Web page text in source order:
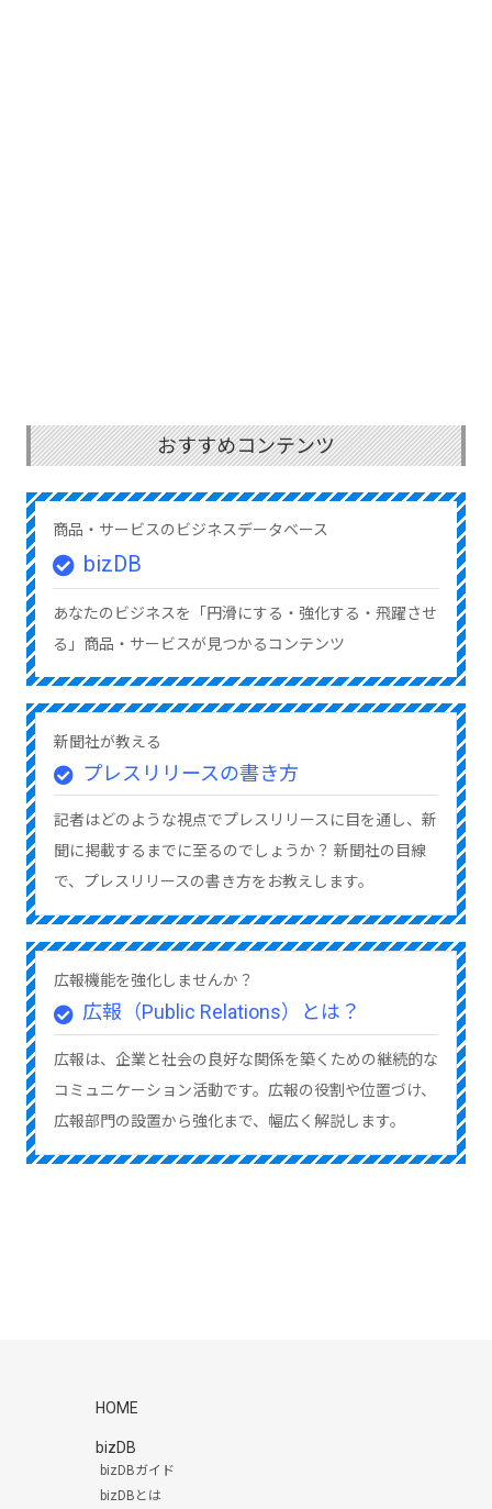
おすすめコンテンツ
商品・サービスのビジネスデータベース
bizDB
あなたのビジネスを「円滑にする・強化する・飛躍させ
る」商品・サービスが見つかるコンテンツ
新聞社が教える
プレスリリースの書き方
記者はどのような視点でプレスリリースに目を通し、新
聞に掲載するまでに至るのでしょうか？ 新聞社の目線
で、プレスリリースの書き方をお教えします。
広報機能を強化しませんか？
広報（Public Relations）とは？
広報は、企業と社会の良好な関係を築くための継続的な
コミュニケーション活動です。広報の役割や位置づけ、
広報部門の設置から強化まで、幅広く解説します。
HOME
bizDB
bizDBガイド
bizDBとは